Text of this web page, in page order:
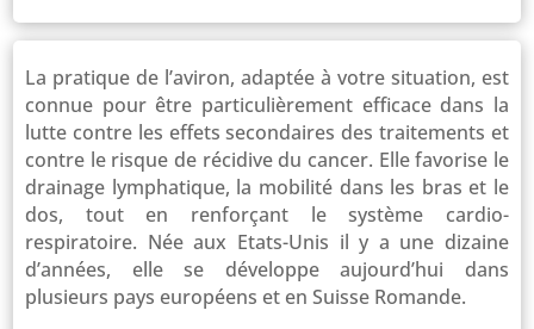
La pratique de l’aviron, adaptée à votre situation, est
connue pour être particulièrement efficace dans la
lutte contre les effets secondaires des traitements et
contre le risque de récidive du cancer. Elle favorise le
drainage lymphatique, la mobilité dans les bras et le
dos, tout en renforçant le système cardio-
respiratoire. Née aux Etats-Unis il y a une dizaine
d’années, elle se développe aujourd’hui dans
plusieurs pays européens et en Suisse Romande.